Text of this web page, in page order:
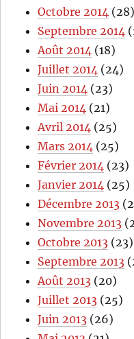
Octobre 2014 (28)
Septembre 2014
Août 2014 (18)
Juillet 2014 (24)
Juin 2014 (23)
Mai 2014 (21)
Avril 2014 (25)
Mars 2014 (25)
Février 2014 (23)
Janvier 2014 (25)
Décembre 2013
Novembre 2013
Octobre 2013 (23)
Septembre 2013
Août 2013 (20)
Juillet 2013 (25)
Juin 2013 (26)